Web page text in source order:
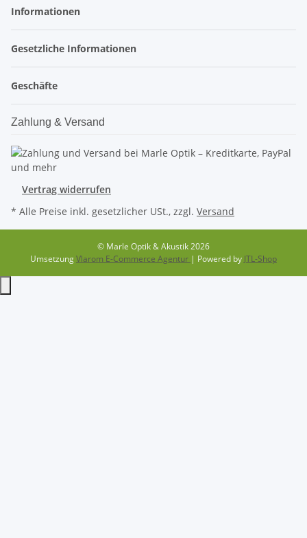
Informationen
Gesetzliche Informationen
Geschäfte
Zahlung & Versand
Vertrag widerrufen
* Alle Preise inkl. gesetzlicher USt., zzgl. Versand
© Marle Optik & Akustik 2026
UmsetzungVlarom E-Commerce Agentur | Powered by JTL-Shop